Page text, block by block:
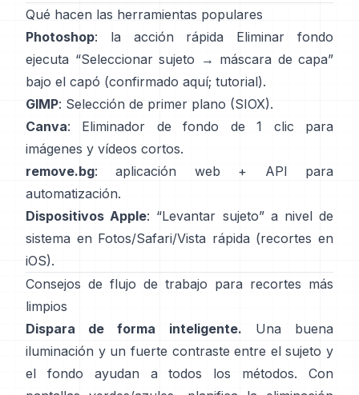
Qué hacen las herramientas populares
Photoshop: la acción rápida Eliminar fondo
ejecuta “Seleccionar sujeto → máscara de capa”
bajo el capó (confirmado aquí; tutorial).
GIMP: Selección de primer plano (SIOX).
Canva: Eliminador de fondo de 1 clic para
imágenes y vídeos cortos.
remove.bg: aplicación web + API para
automatización.
Dispositivos Apple: “Levantar sujeto” a nivel de
sistema en Fotos/Safari/Vista rápida (recortes en
iOS).
Consejos de flujo de trabajo para recortes más
limpios
Dispara de forma inteligente. Una buena
iluminación y un fuerte contraste entre el sujeto y
el fondo ayudan a todos los métodos. Con